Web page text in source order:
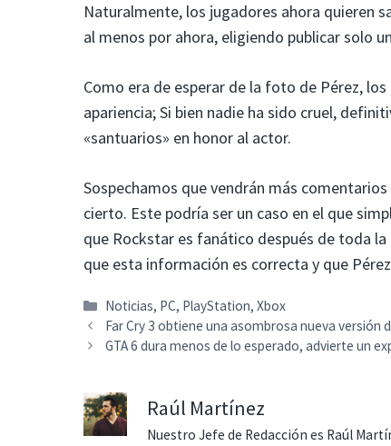
Naturalmente, los jugadores ahora quieren
al menos por ahora, eligiendo publicar solo
Como era de esperar de la foto de Pérez,
apariencia; Si bien nadie ha sido cruel,
«santuarios» en honor al actor.
Sospechamos que vendrán más
cierto. Este podría ser un caso en el que
que Rockstar es fanático después de toda
que esta información es correcta y que
Categorías
Noticias, PC, PlayStation,Xbox
Far Cry 3 obtiene una asombrosa nueva versión
GTA 6 dura menos de lo esperado, advierte un
Raúl Martínez
Nuestro Jefe de Redacción es Raúl